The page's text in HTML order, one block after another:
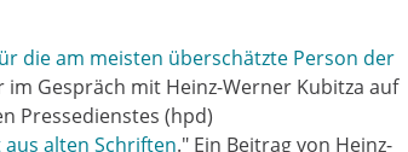
die am meisten überschätzte Person der
im Gespräch mit Heinz-Werner Kubitza auf
Pressedienstes (hpd)
alten Schriften." Ein Beitrag von Heinz-